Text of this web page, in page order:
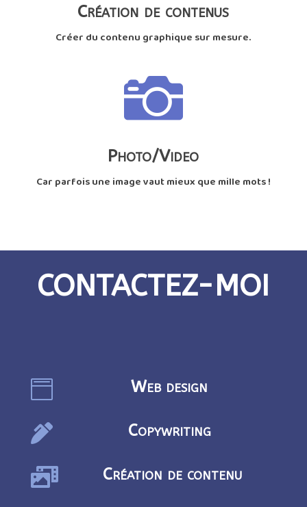
Création de contenus
Créer du contenu graphique sur mesure.

Photo/Video
Car parfois une image vaut mieux que mille mots !
CONTACTEZ-MOI
 Web design
 Copywriting
 Création de contenu